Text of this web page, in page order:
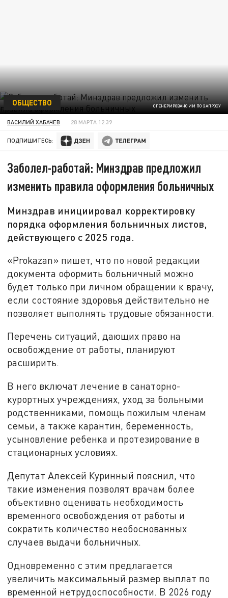
СГЕНЕРИРОВАНО ИИ ПО ЗАПРОСУ
ОБЩЕСТВО
ВАСИЛИЙ ХАБАЧЕВ 28 МАРТА 12:39
ПОДПИШИТЕСЬ:
Заболел-работай: Минздрав предложил
изменить правила оформления больничных
Минздрав инициировал корректировку
порядка оформления больничных листов,
действующего с 2025 года.
«Prokazan» пишет, что по новой редакции
документа оформить больничный можно
будет только при личном обращении к врачу,
если состояние здоровья действительно не
позволяет выполнять трудовые обязанности.
Перечень ситуаций, дающих право на
освобождение от работы, планируют
расширить.
В него включат лечение в санаторно-
курортных учреждениях, уход за больными
родственниками, помощь пожилым членам
семьи, а также карантин, беременность,
усыновление ребенка и протезирование в
стационарных условиях.
Депутат Алексей Куринный пояснил, что
такие изменения позволят врачам более
объективно оценивать необходимость
временного освобождения от работы и
сократить количество необоснованных
случаев выдачи больничных.
Одновременно с этим предлагается
увеличить максимальный размер выплат по
временной нетрудоспособности. В 2026 году